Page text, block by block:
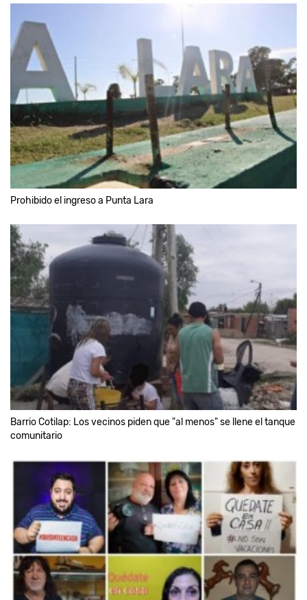
Prohibido el ingreso a Punta Lara
Barrio Cotilap: Los vecinos piden que "al menos" se llene el tanque
comunitario